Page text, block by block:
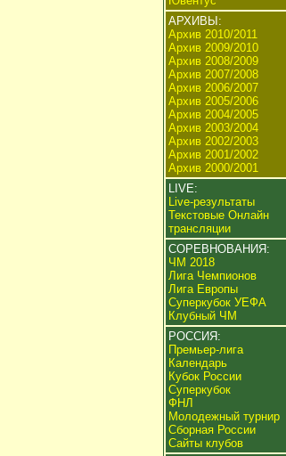
АРХИВЫ:
Архив 2010/2011
Архив 2009/2010
Архив 2008/2009
Архив 2007/2008
Архив 2006/2007
Архив 2005/2006
Архив 2004/2005
Архив 2003/2004
Архив 2002/2003
Архив 2001/2002
Архив 2000/2001
LIVE:
Live-результаты
Текстовые Онлайн
трансляции
СОРЕВНОВАНИЯ:
ЧМ 2018
Лига Чемпионов
Лига Европы
Суперкубок УЕФА
Клубный ЧМ
РОССИЯ:
Премьер-лига
Календарь
Кубок России
Суперкубок
ФНЛ
Молодежный турнир
Сборная России
Сайты клубов